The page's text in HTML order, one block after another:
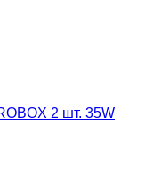
2 шт. 35W